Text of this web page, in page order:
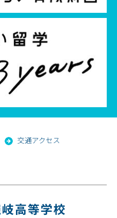
交通アクセス
高等学校